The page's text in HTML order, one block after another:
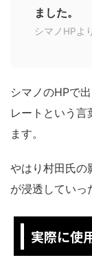
ました。
シマノHPよ
シマノのHPで
レートという言
ます。
やはり村田氏の
が浸透していっ
実際に使